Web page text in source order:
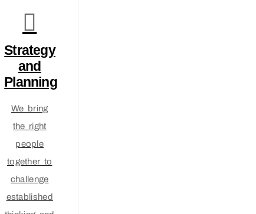
Strategy
and
Planning
We bring
the right
people
together to
challenge
established